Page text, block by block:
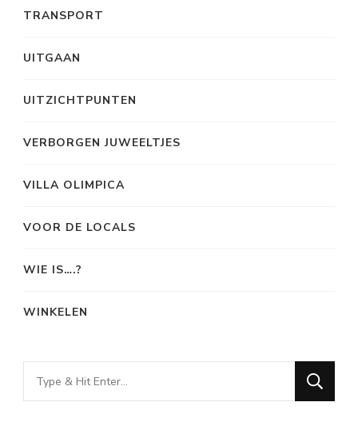
TRANSPORT
UITGAAN
UITZICHTPUNTEN
VERBORGEN JUWEELTJES
VILLA OLIMPICA
VOOR DE LOCALS
WIE IS….?
WINKELEN
Looking
for